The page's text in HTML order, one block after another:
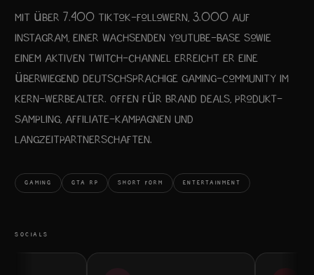
Mit über 7.400 TikTok-Followern, 3.000 auf
Instagram, einer wachsenden YouTube-Base sowie
einem aktiven Twitch-Channel erreicht er eine
überwiegend deutschsprachige Gaming-Community im
Kern-Werbealter. Offen für Brand Deals, Produkt-
Sampling, Affiliate-Kampagnen und
Langzeitpartnerschaften.
GAMING GTA RP SHORT FORM ENTERTAINMENT
SOCIALS